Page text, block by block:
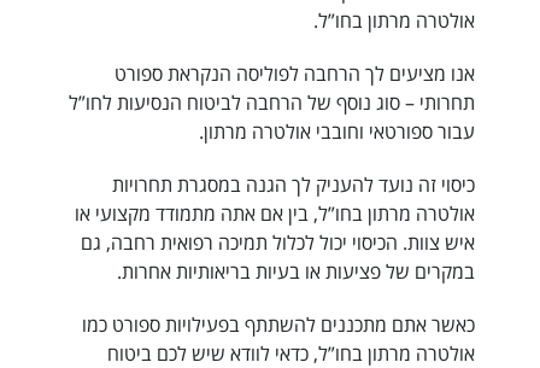
אולטרה מרתון בחו”ל.
אנו מציעים לך הרחבה לפוליסה הנקראת ספורט
תחרותי – סוג נוסף של הרחבה לביטוח הנסיעות לחו”ל
עבור ספורטאי וחובבי אולטרה מרתון.
כיסוי זה נועד להעניק לך הגנה במסגרת תחרויות
אולטרה מרתון בחו”ל, בין אם אתה מתמודד מקצועי או
איש צוות. הכיסוי יכול לכלול תמיכה רפואית רחבה, גם
במקרים של פציעות או בעיות בריאותיות אחרות.
כאשר אתם מתכננים להשתתף בפעילויות ספורט כמו
אולטרה מרתון בחו”ל, כדאי לוודא שיש לכם ביטוח